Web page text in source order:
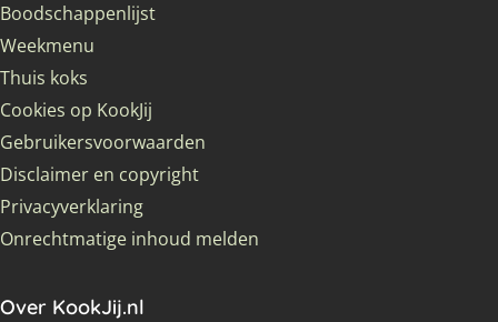
Boodschappenlijst
Weekmenu
Thuis koks
Cookies op KookJij
Gebruikersvoorwaarden
Disclaimer en copyright
Privacyverklaring
Onrechtmatige inhoud melden
Over KookJij.nl